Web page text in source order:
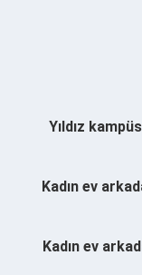
Yıldız
Kadın ev
Kadın ev